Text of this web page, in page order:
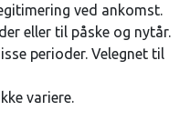
ved ankomst.
eller til påske og nytår.
perioder. Velegnet til
variere.